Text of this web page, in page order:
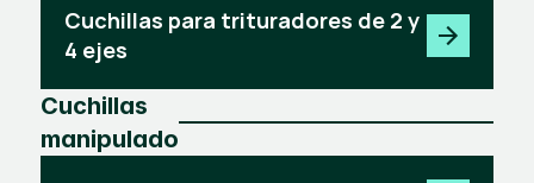
Cuchillas para trituradores de 2 y
4 ejes
Cuchillas
manipulado